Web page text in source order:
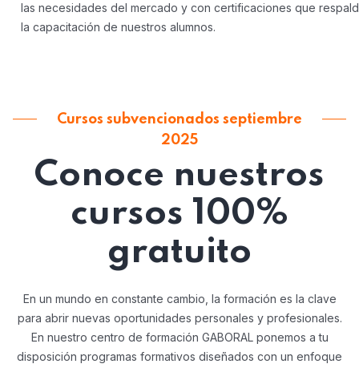
las necesidades del mercado y con certificaciones que
la capacitación de nuestros alumnos.
Cursos subvencionados septiembre
2025
Conoce nuestros
cursos 100%
gratuito
En un mundo en constante cambio, la formación es la clave
para abrir nuevas oportunidades personales y profesionales.
En nuestro centro de formación GABORAL ponemos a tu
disposición programas formativos diseñados con un enfoque